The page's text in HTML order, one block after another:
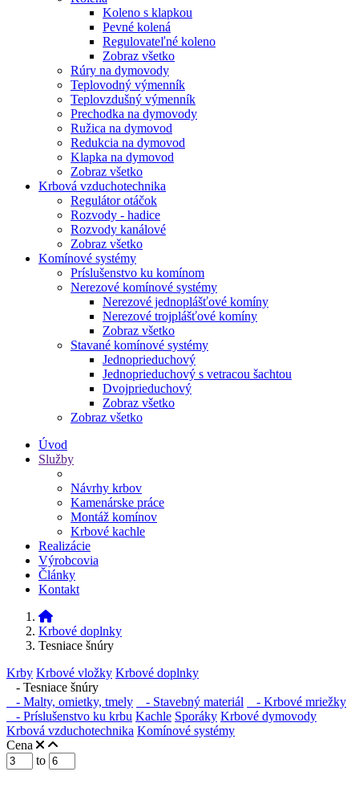
Koleno s klapkou
Pevné kolená
Regulovateľné koleno
Zobraz všetko
Rúry na dymovody
Teplovodný výmenník
Teplovzdušný výmenník
Prechodka na dymovody
Ružica na dymovod
Redukcia na dymovod
Klapka na dymovod
Zobraz všetko
Krbová vzduchotechnika
Regulátor otáčok
Rozvody - hadice
Rozvody kanálové
Zobraz všetko
Komínové systémy
Príslušenstvo ku komínom
Nerezové komínové systémy
Nerezové jednoplášťové komíny
Nerezové trojplášťové komíny
Zobraz všetko
Stavané komínové systémy
Jednoprieduchový
Jednoprieduchový s vetracou šachtou
Dvojprieduchový
Zobraz všetko
Zobraz všetko
Úvod
Služby
Návrhy krbov
Kamenárske práce
Montáž komínov
Krbové kachle
Realizácie
Výrobcovia
Články
Kontakt
Krbové doplnky
Tesniace šnúry
Krby Krbové vložky Krbové doplnky
- Tesniace šnúry
- Malty, omietky, tmely
- Stavebný materiál
- Krbové mriežky
- Príslušenstvo ku krbu Kachle Sporáky Krbové dymovody
Krbová vzduchotechnika Komínové systémy
Cena
to